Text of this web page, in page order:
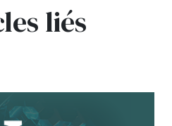
liés